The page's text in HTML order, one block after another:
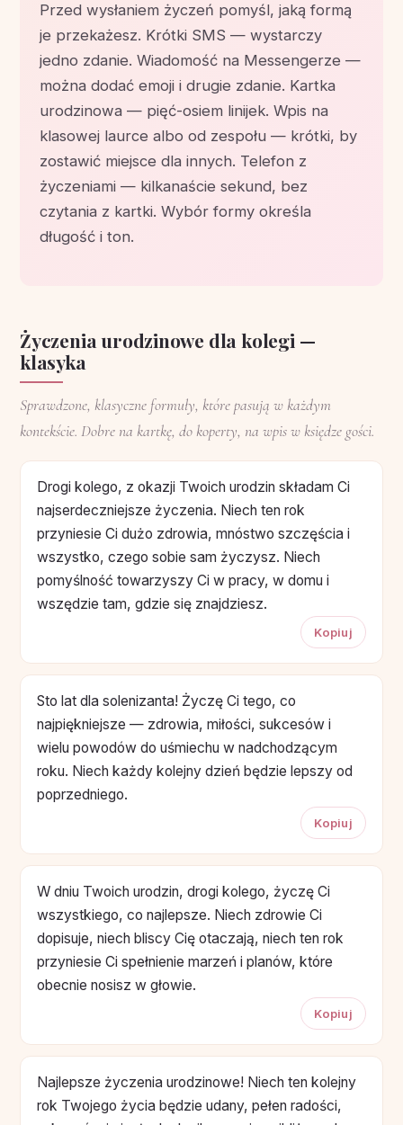
Przed wysłaniem życzeń pomyśl, jaką formą
je przekażesz. Krótki SMS — wystarczy
jedno zdanie. Wiadomość na Messengerze —
można dodać emoji i drugie zdanie. Kartka
urodzinowa — pięć-osiem linijek. Wpis na
klasowej laurce albo od zespołu — krótki, by
zostawić miejsce dla innych. Telefon z
życzeniami — kilkanaście sekund, bez
czytania z kartki. Wybór formy określa
długość i ton.
Życzenia urodzinowe dla kolegi —
klasyka
Sprawdzone, klasyczne formuły, które pasują w każdym
kontekście. Dobre na kartkę, do koperty, na wpis w księdze gości.
Drogi kolego, z okazji Twoich urodzin składam Ci
najserdeczniejsze życzenia. Niech ten rok
przyniesie Ci dużo zdrowia, mnóstwo szczęścia i
wszystko, czego sobie sam życzysz. Niech
pomyślność towarzyszy Ci w pracy, w domu i
wszędzie tam, gdzie się znajdziesz.
Kopiuj
Sto lat dla solenizanta! Życzę Ci tego, co
najpiękniejsze — zdrowia, miłości, sukcesów i
wielu powodów do uśmiechu w nadchodzącym
roku. Niech każdy kolejny dzień będzie lepszy od
poprzedniego.
Kopiuj
W dniu Twoich urodzin, drogi kolego, życzę Ci
wszystkiego, co najlepsze. Niech zdrowie Ci
dopisuje, niech bliscy Cię otaczają, niech ten rok
przyniesie Ci spełnienie marzeń i planów, które
obecnie nosisz w głowie.
Kopiuj
Najlepsze życzenia urodzinowe! Niech ten kolejny
rok Twojego życia będzie udany, pełen radości,